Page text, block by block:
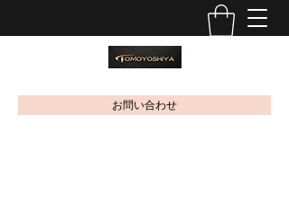
お問い合わせ